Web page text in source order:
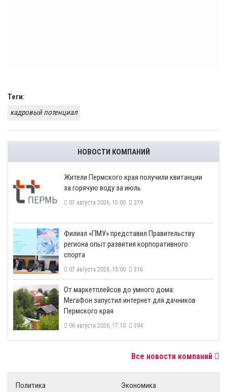
Теги:
кадровый потенциал
НОВОСТИ КОМПАНИЙ
​Жители Пермского края получили квитанции
за горячую воду за июль
07 августа 2026, 15:00 279
​Филиал «ПМУ» представил Правительству
региона опыт развития корпоративного
спорта
07 августа 2026, 13:00 316
От маркетплейсов до умного дома:
МегаФон запустил интернет для дачников
Пермского края
06 августа 2026, 17:10 394
Все новости компаний
Политика
Экономика